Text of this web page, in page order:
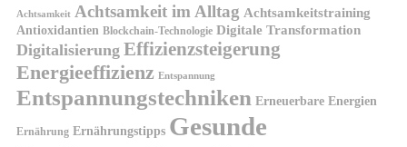
Achtsamkeit Achtsamkeit im Alltag Achtsamkeitstraining
Antioxidantien Blockchain-Technologie Digitale Transformation
Digitalisierung Effizienzsteigerung
Energieeffizienz Entspannung
Entspannungstechniken Erneuerbare Energien
Ernährung Ernährungstipps Gesunde